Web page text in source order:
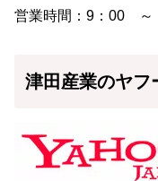
営業時間：9：00
津田産業のヤフ